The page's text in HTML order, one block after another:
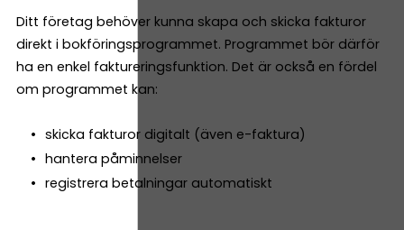
Ditt företag behöver kunna skapa och skicka fakturor
direkt i bokföringsprogrammet. Programmet bör därför
ha en enkel faktureringsfunktion. Det är också en fördel
om programmet kan:
skicka fakturor digitalt (även e-faktura)
hantera påminnelser
registrera betalningar automatiskt